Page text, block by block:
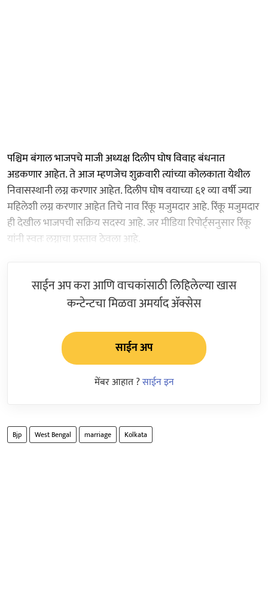
पश्चिम बंगाल भाजपचे माजी अध्यक्ष दिलीप घोष विवाह बंधनात
अडकणार आहेत. ते आज म्हणजेच शुक्रवारी त्यांच्या कोलकाता येथील
निवासस्थानी लग्न करणार आहेत. दिलीप घोष वयाच्या ६१ व्या वर्षी ज्या
महिलेशी लग्न करणार आहेत तिचे नाव रिंकू मजुमदार आहे. रिंकू मजुमदार
ही देखील भाजपची सक्रिय सदस्य आहे. जर मीडिया रिपोर्ट्सनुसार रिंकू
यांनी स्वतः लग्नाचा प्रस्ताव ठेवला आहे.
साईन अप करा आणि वाचकांसाठी लिहिलेल्या खास
कन्टेन्टचा मिळवा अमर्याद ॲक्सेस
साईन अप
मेंबर आहात ?साईन इन
Bjp West Bengal marriage Kolkata